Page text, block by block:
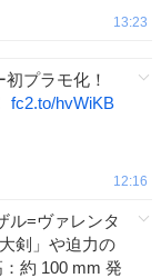
13:23
プラモ化！
fc2.to/hvWiKB
12:16
ル=ヴァレンタ
剣」や迫力の
約 100 mm 発